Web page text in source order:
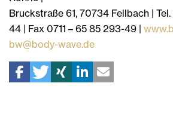
Bruckstraße 61, 70734 Fellbach |
44 | Fax 0711 – 65 85 293-49 |
bw@body-wave.de